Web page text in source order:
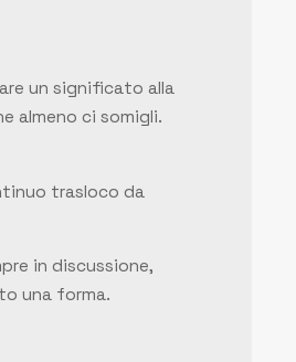
un significato alla
almeno ci somigli.
trasloco da
in discussione,
una forma.